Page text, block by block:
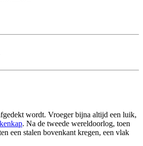
wordt. Vroeger bijna altijd een luik,
. Na de tweede wereldoorlog, toen
een stalen bovenkant kregen, een vlak